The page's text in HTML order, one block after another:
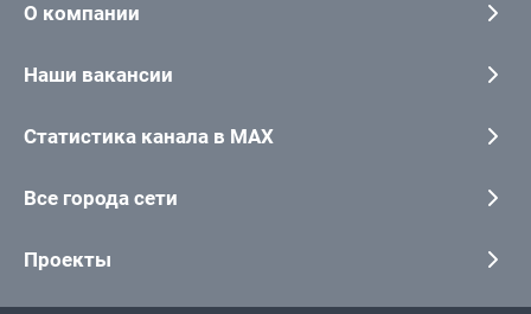
О компании
Наши вакансии
Статистика канала в MAX
Все города сети
Проекты